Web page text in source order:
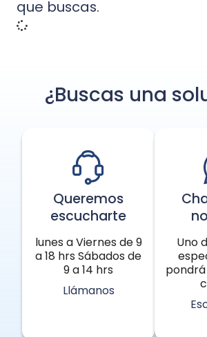
que buscas.
¿Buscas una
Queremos
escucharte
lunes a Viernes de 9
a 18 hrs Sábados de
9 a 14 hrs
Llámanos
Uno